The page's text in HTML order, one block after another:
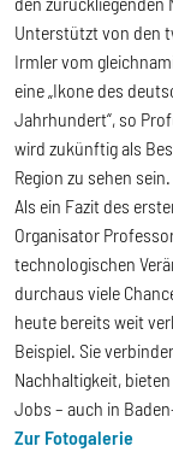
Unterstützt von den
Irmler vom
eine „Ikone des
Jahrhundert“, so
wird zukünftig als
Region zu sehen sein.
Als ein Fazit des
Organisator
technologischen
durchaus viele
heute bereits weit
Beispiel. Sie
Nachhaltigkeit,
Jobs – auch in
Zur Fotogalerie